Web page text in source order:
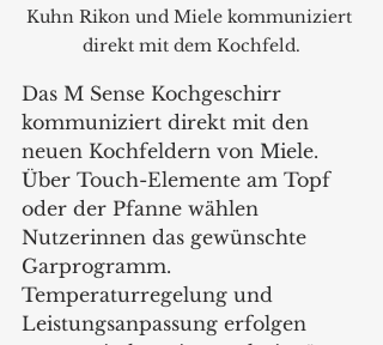
Kuhn Rikon und Miele kommuniziert
direkt mit dem Kochfeld.
Das M Sense Kochgeschirr
kommuniziert direkt mit den
neuen Kochfeldern von Miele.
Über Touch-Elemente am Topf
oder der Pfanne wählen
Nutzerinnen das gewünschte
Garprogramm.
Temperaturregelung und
Leistungsanpassung erfolgen